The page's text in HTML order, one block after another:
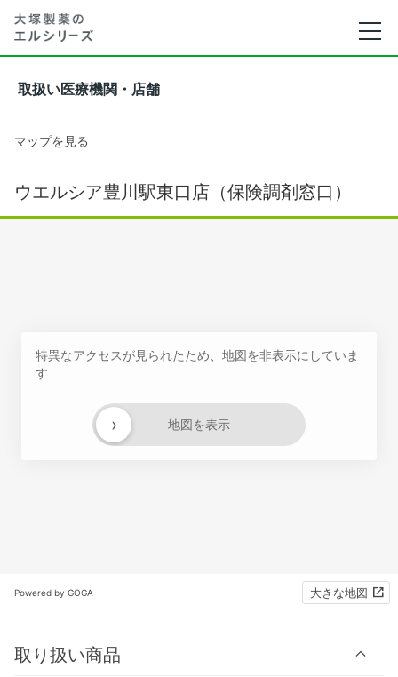
取扱い医療機関・店舗
マップを見る
ウエルシア豊川駅東口店（保険調剤窓口）
特異なアクセスが見られたため、地図を非表示にしていま
す
地図を表示
›
Powered by GOGA 大きな地図
取り扱い商品